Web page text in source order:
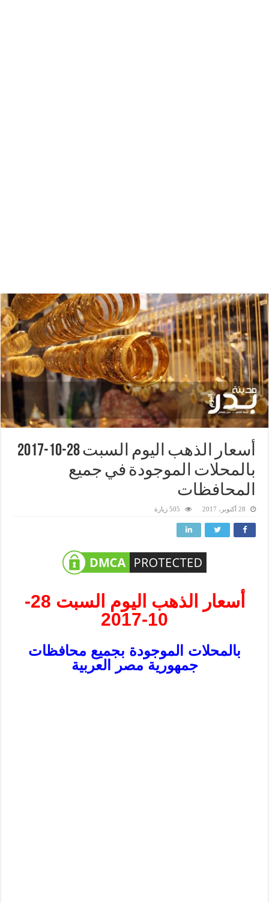
أسعار الذهب اليوم السبت 28-10-2017
بالمحلات الموجودة في جميع
المحافظات
28 أكتوبر، 2017 505 زيارة
أسعار الذهب اليوم السبت 28-
10-2017
بالمحلات الموجودة بجميع محافظات
جمهورية مصر العربية